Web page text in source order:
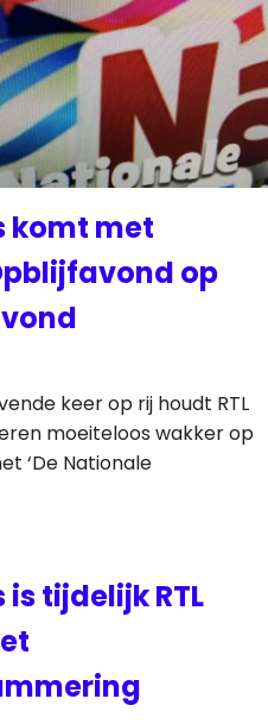
komt met
op
keer op rij houdt RTL
moeiteloos wakker op
‘De Nationale
is tijdelijk RTL